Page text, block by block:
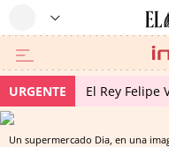
URGENTE El Rey Felipe
Un supermercado Dia, en una